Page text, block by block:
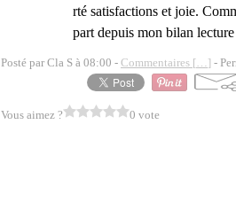
rté satisfactions et joie.
part depuis mon bilan
Posté par Cla S à 08:00 - Commentaires […] -
Vous aimez ? 0 vote